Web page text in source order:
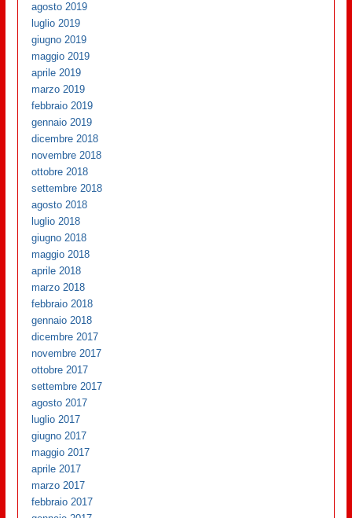
agosto 2019
luglio 2019
giugno 2019
maggio 2019
aprile 2019
marzo 2019
febbraio 2019
gennaio 2019
dicembre 2018
novembre 2018
ottobre 2018
settembre 2018
agosto 2018
luglio 2018
giugno 2018
maggio 2018
aprile 2018
marzo 2018
febbraio 2018
gennaio 2018
dicembre 2017
novembre 2017
ottobre 2017
settembre 2017
agosto 2017
luglio 2017
giugno 2017
maggio 2017
aprile 2017
marzo 2017
febbraio 2017